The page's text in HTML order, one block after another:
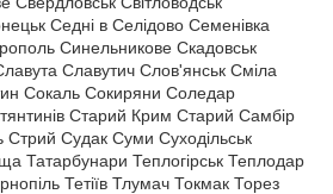
Седні в Селідово Семенівка
Синельникове Скадовськ
Славутич Слов'янськ Сміла
Сокаль Сокиряни Соледар
Старий Крим Старий Самбір
Судак Суми Суходільськ
Татарбунари Теплогірськ Теплодар
Тетіїв Тлумач Токмак Торез